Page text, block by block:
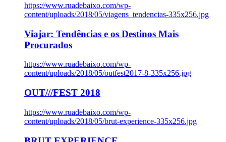
https://www.ruadebaixo.com/wp-
content/uploads/2018/05/viagens_tendencias-335x256.jpg
Viajar: Tendências e os Destinos Mais
Procurados
https://www.ruadebaixo.com/wp-
content/uploads/2018/05/outfest2017-8-335x256.jpg
OUT///FEST 2018
https://www.ruadebaixo.com/wp-
content/uploads/2018/05/brut-experience-335x256.jpg